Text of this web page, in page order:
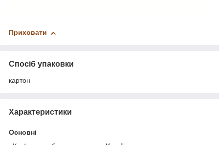
Приховати
Спосіб упаковки
картон
Характеристики
Основні